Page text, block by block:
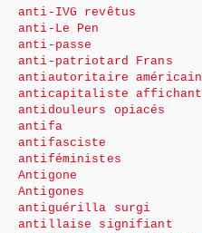
anti-IVG revêtus
anti-Le Pen
anti-passe
anti-patriotard Frans
antiautoritaire américain
anticapitaliste affichant
antidouleurs opiacés
antifa
antifasciste
antiféministes
Antigone
Antigones
antiguérilla surgi
antillaise signifiant